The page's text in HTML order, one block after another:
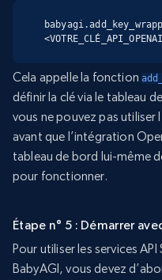
Cela appelle la fonction
définir la clé via le tableau
vous ne pouvez pas utiliser
avant que l’intégration
tableau de bord lui-même
pour fonctionner.
Étape n° 5 : Démarrer
Pour utiliser les services
BabyAGI, vous devez